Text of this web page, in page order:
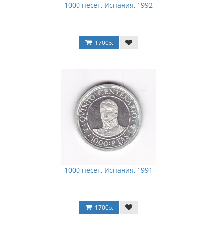
1000 песет, Испания, 1992
1700р.
1000 песет, Испания, 1991
1700р.